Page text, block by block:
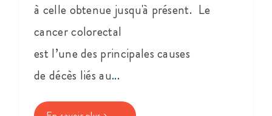
à celle obtenue jusqu'à présent. Le
cancer colorectal
est l’une des principales causes
de décès liés au...